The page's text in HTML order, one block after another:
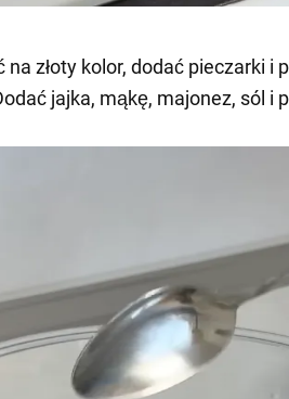
złoty kolor, dodać pieczarki i
jajka, mąkę, majonez, sól i